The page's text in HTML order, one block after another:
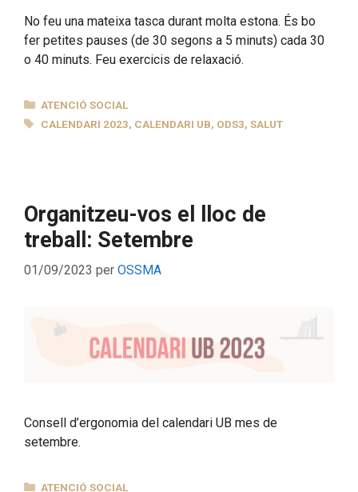
No feu una mateixa tasca durant molta estona. És bo
fer petites pauses (de 30 segons a 5 minuts) cada 30
o 40 minuts. Feu exercicis de relaxació.
CATEGORIES
ATENCIÓ SOCIAL
ETIQUETES
CALENDARI 2023, CALENDARI UB, ODS3,SALUT
Organitzeu-vos el lloc de
treball: Setembre
01/09/2023 per OSSMA
Consell d’ergonomia del calendari UB mes de
setembre.
CATEGORIES
ATENCIÓ SOCIAL